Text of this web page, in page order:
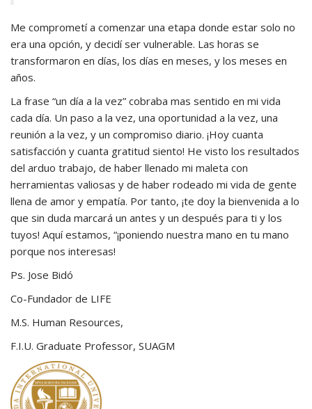
Me comprometí a comenzar una etapa donde estar solo no
era una opción, y decidí ser vulnerable. Las horas se
transformaron en días, los días en meses, y los meses en
años.
La frase “un día a la vez” cobraba mas sentido en mi vida
cada día. Un paso a la vez, una oportunidad a la vez, una
reunión a la vez, y un compromiso diario. ¡Hoy cuanta
satisfacción y cuanta gratitud siento! He visto los resultados
del arduo trabajo, de haber llenado mi maleta con
herramientas valiosas y de haber rodeado mi vida de gente
llena de amor y empatía. Por tanto, ¡te doy la bienvenida a lo
que sin duda marcará un antes y un después para ti y los
tuyos! Aquí estamos, “¡poniendo nuestra mano en tu mano
porque nos interesas!
Ps. Jose Bidó
Co-Fundador de LIFE
M.S. Human Resources,
F.I.U. Graduate Professor, SUAGM